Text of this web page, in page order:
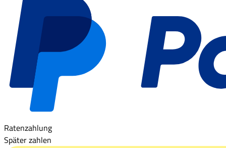
Ratenzahlung
Später zahlen